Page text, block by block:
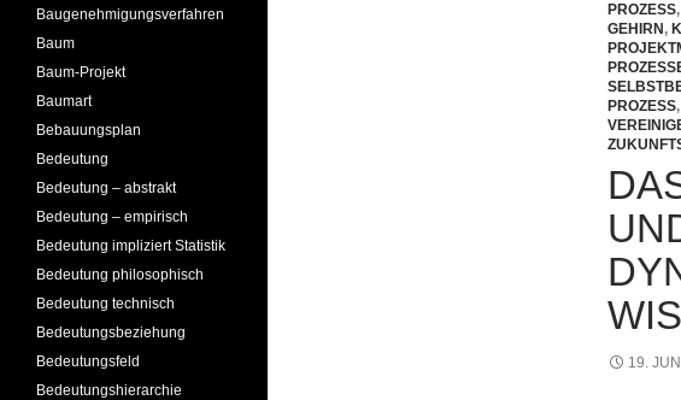
PROZESS,
GEHIRN,
PROZESS,
19.
Baugenehmigungsverfahren
Baum
Baum-Projekt
Baumart
Bebauungsplan
Bedeutung
Bedeutung – abstrakt
Bedeutung – empirisch
Bedeutung impliziert Statistik
Bedeutung philosophisch
Bedeutung technisch
Bedeutungsbeziehung
Bedeutungsfeld
Bedeutungshierarchie